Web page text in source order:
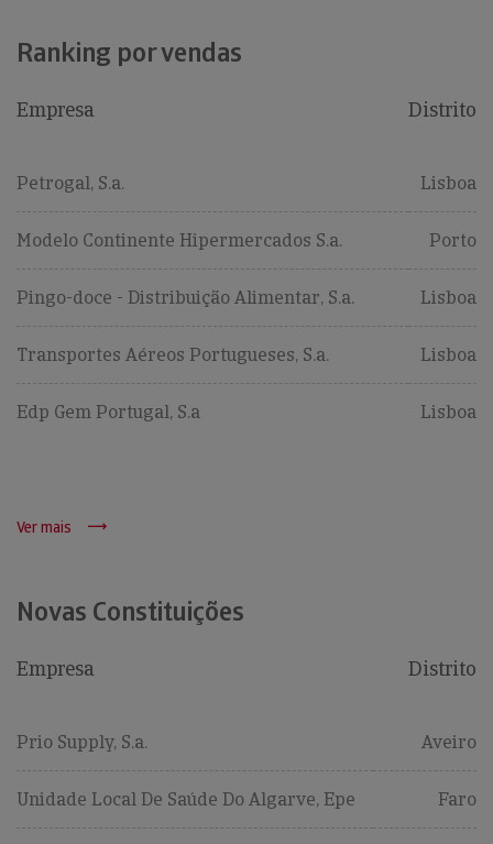
Ranking por vendas
Empresa Distrito
Petrogal, S.a. Lisboa
Modelo Continente Hipermercados S.a. Porto
Pingo-doce - Distribuição Alimentar, S.a. Lisboa
Transportes Aéreos Portugueses, S.a. Lisboa
Edp Gem Portugal, S.a Lisboa
Ver mais
Novas Constituições
Empresa Distrito
Prio Supply, S.a. Aveiro
Unidade Local De Saúde Do Algarve, Epe Faro